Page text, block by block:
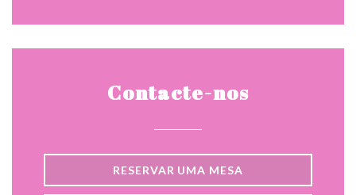
Contacte-nos
RESERVAR UMA MESA